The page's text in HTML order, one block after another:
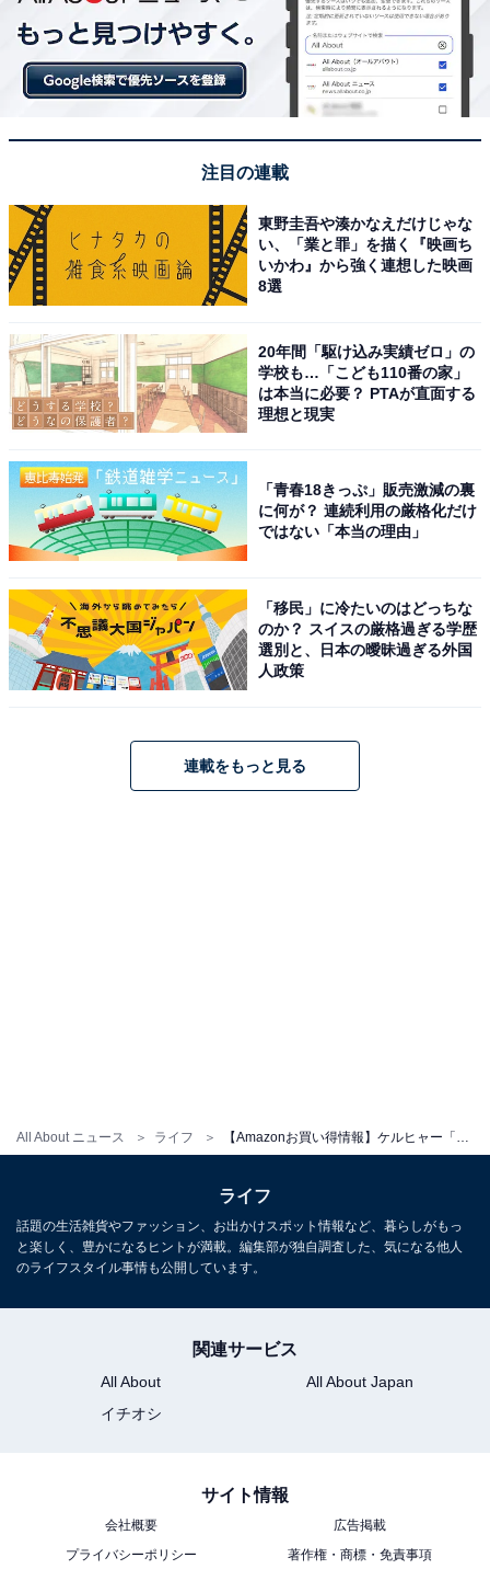
All About ニュース ライフ
ケルヒャー(Karcher) 最上位モデルの高圧洗浄機 K5プレ
簡単接続 付属品充実 ハイパワー多機能ノズル しなやか高
圧ホース ホースリール タイヤ 伸縮ハンドル 洗浄剤簡単セ
ッティング 洗車 花粉除去効果 黄砂 泥 60Hz 1.603-544.0
Amazonで見る
ケルヒャー「K3サイレントプラス」
ケルヒャー(Karcher) 高圧洗浄機 K3サイレントプラス パ
ワフル 静音機能 高性能 簡単接続 付属品充実 ハイパワー
なノズル タイヤ 伸縮ハンドル 洗車 花粉除去効果 黄砂 泥
60Hz 1.603-201.0
ケルヒャー「K3ホースリール」
ケルヒャー「K 2 Little」
K 2 Little 24年大掃除 エントリーモデル コンパクト収納
Amazonで見る
注目の連載
東野圭吾や湊かなえだけじゃな
い、「業と罪」を描く『映画ち
いかわ』から強く連想した映画
8選
20年間「駆け込み実績ゼロ」の
学校も…「こども110番の家」
は本当に必要？ PTAが直面する
理想と現実
「青春18きっぷ」販売激減の裏
に何が？ 連続利用の厳格化だけ
ではない「本当の理由」
「移民」に冷たいのはどっちな
のか？ スイスの厳格過ぎる学歴
選別と、日本の曖昧過ぎる外国
人政策
連載をもっと見る
ライフ
話題の生活雑貨やファッション、お出かけスポット情報など、暮らしがもっ
と楽しく、豊かになるヒントが満載。編集部が独自調査した、気になる他人
のライフスタイル事情も公開しています。
関連サービス
All About
All About Japan
イチオシ
サイト情報
会社概要
広告掲載
プライバシーポリシー
著作権・商標・免責事項